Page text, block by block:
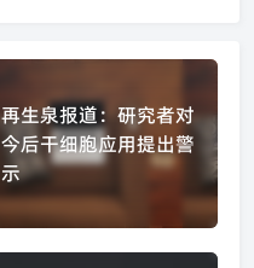
再生泉报道：研究者对
今后干细胞应用提出警
示